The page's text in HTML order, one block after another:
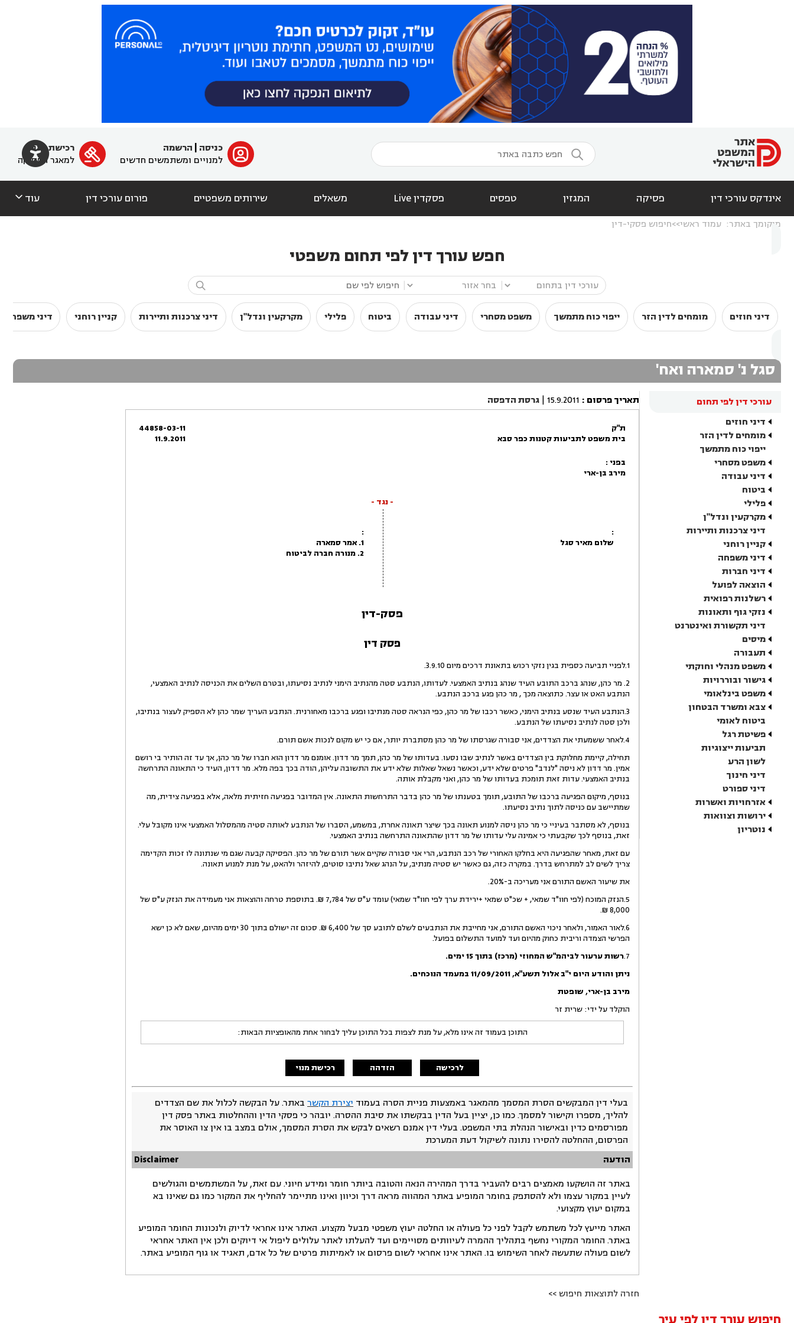
  ﱐ כניסה
הרשמה
למנויים ומשתמשים חדשים

רכישת מנוי
למאגר הפסיקה
אינדקס עורכי דין פסיקה המגזין טפסים פסקדין Live משאלים שירותים משפטיים פורום עורכי דין עוד 
מיקומך באתר: עמוד ראשי חיפוש פסקי-דין
חפש עורך דין לפי תחום משפטי

דיני חוזים מומחים לדין הזר ייפוי כוח מתמשך משפט מסחרי דיני עבודה ביטוח פלילי מקרקעין ונדל"ן דיני צרכנות ותיירות קניין רוחני דיני משפחה
סגל נ' סמארה ואח'
עורכי דין לפי תחום
דיני חוזים
מומחים לדין הזר
ייפוי כוח מתמשך
משפט מסחרי
דיני עבודה
ביטוח
פלילי
מקרקעין ונדל"ן
דיני צרכנות ותיירות
קניין רוחני
דיני משפחה
דיני חברות
הוצאה לפועל
רשלנות רפואית
נזקי גוף ותאונות
דיני תקשורת ואינטרנט
מיסים
תעבורה
משפט מנהלי וחוקתי
גישור ובוררויות
משפט בינלאומי
צבא ומשרד הבטחון
ביטוח לאומי
פשיטת רגל
תביעות ייצוגיות
לשון הרע
דיני חינוך
דיני ספורט
אזרחויות ואשרות
ירושות וצוואות
נוטריון
תאריך פרסום :
15.9.2011
| גרסת הדפסה
ת"ק
בית משפט לתביעות קטנות כפר סבא
44858-03-11
11.9.2011
בפני :
מירב בן-ארי
- נגד -
:
שלום מאיר סגל
:
1. אמר סמארה
2. מנורה חברה לביטוח
פסק-דין
פסק דין
1.לפניי תביעה כספית בגין נזקי רכוש בתאונת דרכים מיום 3.9.10.
2. מר כהן, שנהג ברכב התובע העיד שנהג בנתיב האמצעי. לעדותו, הנתבע סטה מהנתיב הימני לנתיב נסיעתו, ובטרם השלים את הכניסה לנתיב האמצעי,
הנתבע האט או עצר. כתוצאה מכך , מר כהן פגע ברכב הנתבע.
3.הנתבע העיד שנסע בנתיב הימני, כאשר רכבו של מר כהן, כפי הנראה סטה מנתיבו ופגע ברכבו מאחורנית. הנתבע העריך שמר כהן לא הספיק לעצור בנתיבו,
ולכן סטה לנתיב נסיעתו של הנתבע.
4.לאחר ששמעתי את הצדדים, אני סבורה שגרסתו של מר כהן מסתברת יותר, אם כי יש מקום לנכות אשם תורם.
תחילה, קיימת מחלוקת בין הצדדים באשר לנתיב שבו נסעו. בעדותו של מר כהן, תמך מר דדון. אומנם מר דדון הוא חברו של מר כהן, אך עד זה הותיר בי רושם
אמין. מר דדון לא ניסה "לנדב" פרטים שלא ידע, וכאשר נשאל שאלות שלא ידע את התשובה עליהן, הודה בכך בפה מלא. מר דדון, העיד כי התאונה התרחשה
בנתיב האמצעי. עדות זאת תומכת בעדותו של מר כהן, ואני מקבלת אותה.
בנוסף, מיקום הפגיעה ברכבו של התובע, תומך בטענתו של מר כהן בדבר התרחשות התאונה. אין המדובר בפגיעה חזיתית מלאה, אלא בפגיעה צידית, מה
שמתיישב עם כניסה לתוך נתיב נסיעתו.
בנוסף, לא מסתבר בעיניי כי מר כהן ניסה למנוע תאונה בכך שיצר תאונה אחרת, במשמע, הסברו של הנתבע לאותה סטיה מהמסלול האמצעי אינו מקובל עלי.
זאת, בנוסף לכך שקבעתי כי אמינה עלי עדותו של מר דדון שהתאונה התרחשה בנתיב האמצעי.
עם זאת, מאחר שהפגיעה היא בחלקו האחורי של רכב הנתבע, הרי אני סבורה שקיים אשר תורם של מר כהן. הפסיקה קבעה שגם מי שנתונה לו זכות הקדימה
צריך לשים לב למתרחש בדרך. במקרה כזה, גם כאשר יש סטיה מנתיב, על הנהג שאל נתיבו סוטים, להיזהר ולהאט, על מנת למנוע תאונה.
את שיעור האשם התורם אני מעריכה ב-20%.
5.הנזק המוכח (לפי חוו"ד שמאי, + שכ"ט שמאי +ירידת ערך לפי חוו"ד שמאי) עומד ע"ס של 7,784 ₪. בתוספת טרחה והוצאות אני מעמידה את הנזק ע"ס של
8,000 ₪.
6.לאור האמור, ולאחר ניכוי האשם התורם, אני מחייבת את הנתבעים לשלם לתובע סך של 6,400 ₪. סכום זה ישולם בתוך 30 ימים מהיום, שאם לא כן ישא
הפרשי הצמדה וריבית כחוק מהיום ועד למועד התשלום בפועל.
7. רשות ערעור לביהמ"ש המחוזי (מרכז) בתוך 15 ימים.
ניתן והודע היום י"ב אלול תשע"א,
11/09/2011 במעמד הנוכחים.
מירב בן-ארי, שופטת
הוקלד על ידי: שרית זר
התוכן בעמוד זה אינו מלא, על מנת לצפות בכל התוכן עליך לבחור אחת מהאופציות הבאות:
לרכישה הזדהה רכישת מנוי
בעלי דין המבקשים הסרת המסמך מהמאגר באמצעות פניית הסרה בעמוד יצירת הקשר באתר. על הבקשה לכלול את שם הצדדים
להליך, מספרו וקישור למסמך. כמו כן, יציין בעל הדין בבקשתו את סיבת ההסרה. יובהר כי פסקי הדין וההחלטות באתר פסק דין
מפורסמים כדין ובאישור הנהלת בתי המשפט. בעלי דין אמנם רשאים לבקש את הסרת המסמך, אולם במצב בו אין צו האוסר את
הפרסום, ההחלטה להסירו נתונה לשיקול דעת המערכת
הודעה
Disclaimer
באתר זה הושקעו מאמצים רבים להעביר בדרך המהירה הנאה והטובה ביותר חומר ומידע חיוני. עם זאת, על המשתמשים והגולשים
לעיין במקור עצמו ולא להסתפק בחומר המופיע באתר המהווה מראה דרך וכיוון ואינו מתיימר להחליף את המקור כמו גם שאינו בא
במקום יעוץ מקצועי.
האתר מייעץ לכל משתמש לקבל לפני כל פעולה או החלטה יעוץ משפטי מבעל מקצוע. האתר אינו אחראי לדיוק ולנכונות החומר המופיע
באתר. החומר המקורי נחשף בתהליך ההמרה לעיוותים מסויימים ועד להעלתו לאתר עלולים ליפול אי דיוקים ולכן אין האתר אחראי
לשום פעולה שתעשה לאחר השימוש בו. האתר אינו אחראי לשום פרסום או לאמיתות פרטים של כל אדם, תאגיד או גוף המופיע באתר.
חזרה לתוצאות חיפוש >>